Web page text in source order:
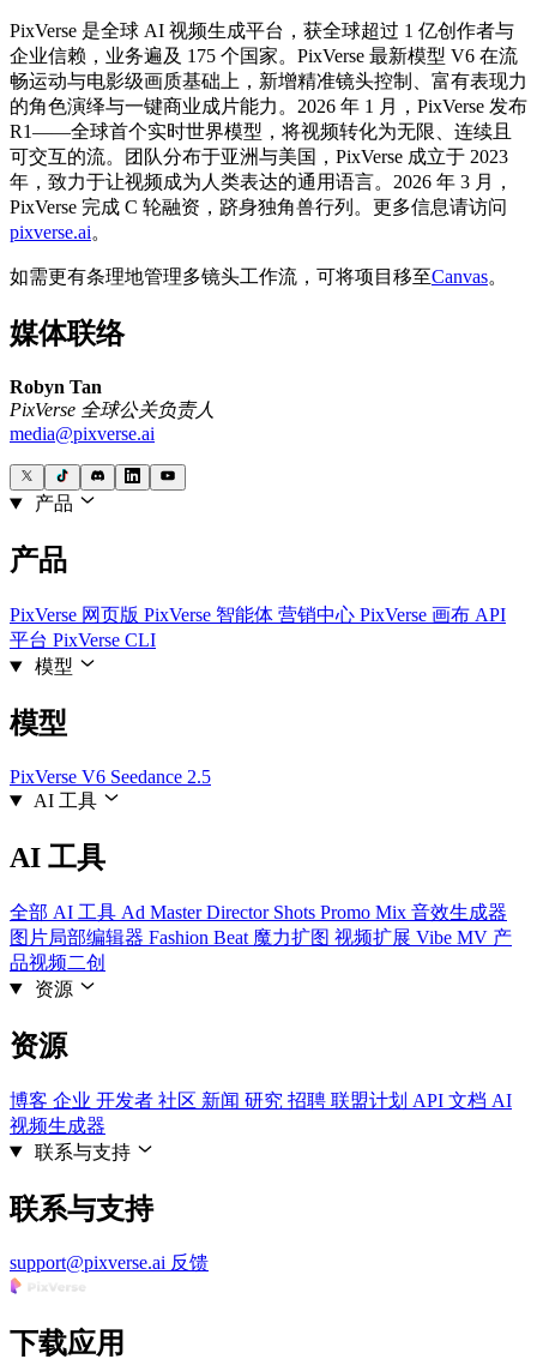
PixVerse 是全球 AI 视频生成平台，获全球超过 1 亿创作者与
企业信赖，业务遍及 175 个国家。PixVerse 最新模型 V6 在流
畅运动与电影级画质基础上，新增精准镜头控制、富有表现力
的角色演绎与一键商业成片能力。2026 年 1 月，PixVerse 发布
R1——全球首个实时世界模型，将视频转化为无限、连续且
可交互的流。团队分布于亚洲与美国，PixVerse 成立于 2023
年，致力于让视频成为人类表达的通用语言。2026 年 3 月，
PixVerse 完成 C 轮融资，跻身独角兽行列。更多信息请访问
pixverse.ai。
如需更有条理地管理多镜头工作流，可将项目移至Canvas。
媒体联络
Robyn Tan
PixVerse 全球公关负责人
media@pixverse.ai
产品
产品
PixVerse 网页版 PixVerse 智能体 营销中心 PixVerse 画布 API
平台 PixVerse CLI
模型
模型
PixVerse V6 Seedance 2.5
AI 工具
AI 工具
全部 AI 工具 Ad MasterDirector Shots Promo Mix 音效生成器
图片局部编辑器 Fashion Beat 魔力扩图 视频扩展 Vibe MV 产
品视频二创
资源
资源
博客 企业 开发者 社区 新闻 研究 招聘 联盟计划 API 文档 AI
视频生成器
联系与支持
联系与支持
support@pixverse.ai 反馈
下载应用